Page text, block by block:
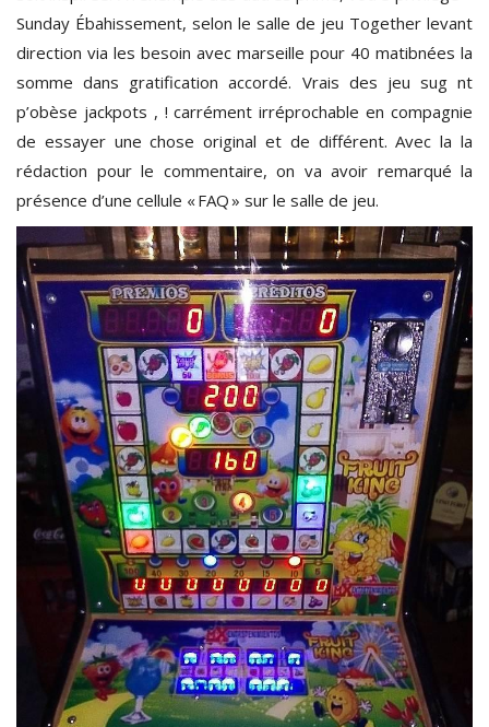
Sunday Ébahissement, selon le salle de jeu Together levant
direction via les besoin avec marseille pour 40 matibnées la
somme dans gratification accordé. Vrais des jeu sug nt
p’obèse jackpots , ! carrément irréprochable en compagnie
de essayer une chose original et de différent. Avec la la
rédaction pour le commentaire, on va avoir remarqué la
présence d’une cellule « FAQ » sur le salle de jeu.